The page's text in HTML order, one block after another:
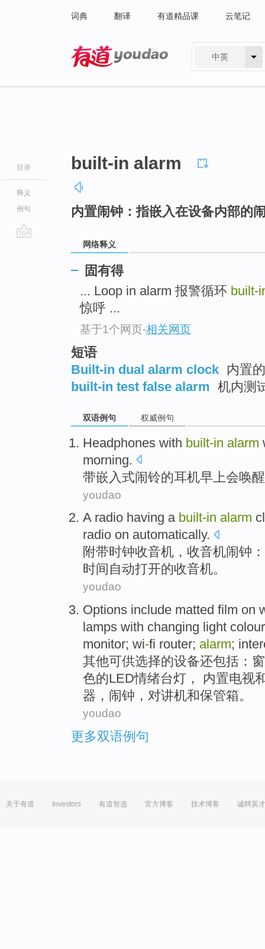
词典 翻译 有道精品课 云笔记
中英
目录
释义
例句
built-in alarm
内置闹钟：指嵌入在设备内部的
网络释义
固有得
... Loop in alarm 报警循环 built-
惊呼 ...
基于1个网页-相关网页
短语
Built-in dual alarm clock 内置
built-in test false alarm 机内测
双语例句 权威例句
Headphones with built-in alarm
morning.
带嵌入式闹铃的耳机早上会唤醒
youdao
A radio having a built-in alarm
radio on automatically.
附带时钟收音机 ，收音机闹钟：
时间自动打开的收音机。
youdao
Options include matted film on
lamps with changing light
monitor; wi-fi router; alarm;
其他可供选择的设备还包括 ：
色的LED情绪台灯 ， 内置电视
器 ， 闹钟 ， 对讲机和保管箱。
youdao
更多双语例句
关于有道 Investors 有道智选 官方博客 技术博客 诚聘英才